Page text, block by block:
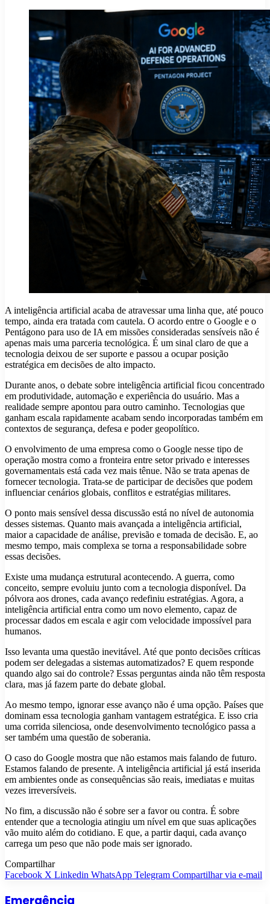
A inteligência artificial acaba de atravessar uma linha que, até pouco
tempo, ainda era tratada com cautela. O acordo entre o Google e o
Pentágono para uso de IA em missões consideradas sensíveis não é
apenas mais uma parceria tecnológica. É um sinal claro de que a
tecnologia deixou de ser suporte e passou a ocupar posição
estratégica em decisões de alto impacto.
Durante anos, o debate sobre inteligência artificial ficou concentrado
em produtividade, automação e experiência do usuário. Mas a
realidade sempre apontou para outro caminho. Tecnologias que
ganham escala rapidamente acabam sendo incorporadas também em
contextos de segurança, defesa e poder geopolítico.
O envolvimento de uma empresa como o Google nesse tipo de
operação mostra como a fronteira entre setor privado e interesses
governamentais está cada vez mais tênue. Não se trata apenas de
fornecer tecnologia. Trata-se de participar de decisões que podem
influenciar cenários globais, conflitos e estratégias militares.
O ponto mais sensível dessa discussão está no nível de autonomia
desses sistemas. Quanto mais avançada a inteligência artificial,
maior a capacidade de análise, previsão e tomada de decisão. E, ao
mesmo tempo, mais complexa se torna a responsabilidade sobre
essas decisões.
Existe uma mudança estrutural acontecendo. A guerra, como
conceito, sempre evoluiu junto com a tecnologia disponível. Da
pólvora aos drones, cada avanço redefiniu estratégias. Agora, a
inteligência artificial entra como um novo elemento, capaz de
processar dados em escala e agir com velocidade impossível para
humanos.
Isso levanta uma questão inevitável. Até que ponto decisões críticas
podem ser delegadas a sistemas automatizados? E quem responde
quando algo sai do controle? Essas perguntas ainda não têm resposta
clara, mas já fazem parte do debate global.
Ao mesmo tempo, ignorar esse avanço não é uma opção. Países que
dominam essa tecnologia ganham vantagem estratégica. E isso cria
uma corrida silenciosa, onde desenvolvimento tecnológico passa a
ser também uma questão de soberania.
O caso do Google mostra que não estamos mais falando de futuro.
Estamos falando de presente. A inteligência artificial já está inserida
em ambientes onde as consequências são reais, imediatas e muitas
vezes irreversíveis.
No fim, a discussão não é sobre ser a favor ou contra. É sobre
entender que a tecnologia atingiu um nível em que suas aplicações
vão muito além do cotidiano. E que, a partir daqui, cada avanço
carrega um peso que não pode mais ser ignorado.
Compartilhar
Facebook X Linkedin WhatsApp Telegram Compartilhar via e-mail
Emergência